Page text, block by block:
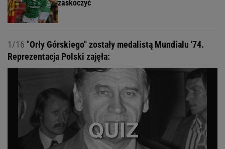
zaskoczyć
1/16 "Orły Górskiego" zostały medalistą Mundialu '74.
Reprezentacja Polski zajęła: